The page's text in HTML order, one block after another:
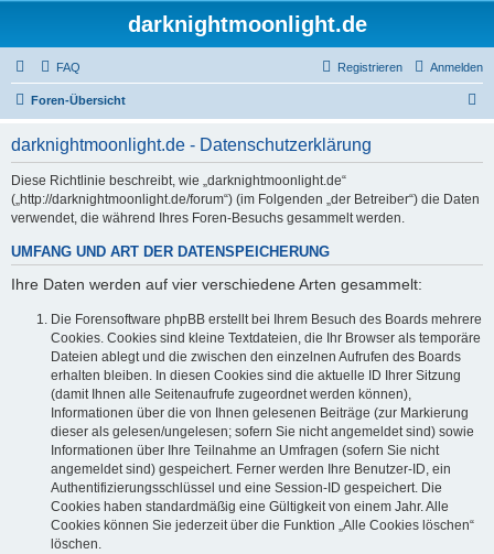
darknightmoonlight.de
FAQ Anmelden
Registrieren
Foren-Übersicht
darknightmoonlight.de - Datenschutzerklärung
Diese Richtlinie beschreibt, wie „darknightmoonlight.de“
(„http://darknightmoonlight.de/forum“) (im Folgenden „der Betreiber“) die Daten
verwendet, die während Ihres Foren-Besuchs gesammelt werden.
UMFANG UND ART DER DATENSPEICHERUNG
Ihre Daten werden auf vier verschiedene Arten gesammelt:
Die Forensoftware phpBB erstellt bei Ihrem Besuch des Boards mehrere
Cookies. Cookies sind kleine Textdateien, die Ihr Browser als temporäre
Dateien ablegt und die zwischen den einzelnen Aufrufen des Boards
erhalten bleiben. In diesen Cookies sind die aktuelle ID Ihrer Sitzung
(damit Ihnen alle Seitenaufrufe zugeordnet werden können),
Informationen über die von Ihnen gelesenen Beiträge (zur Markierung
dieser als gelesen/ungelesen; sofern Sie nicht angemeldet sind) sowie
Informationen über Ihre Teilnahme an Umfragen (sofern Sie nicht
angemeldet sind) gespeichert. Ferner werden Ihre Benutzer-ID, ein
Authentifizierungsschlüssel und eine Session-ID gespeichert. Die
Cookies haben standardmäßig eine Gültigkeit von einem Jahr. Alle
Cookies können Sie jederzeit über die Funktion „Alle Cookies löschen“
löschen.